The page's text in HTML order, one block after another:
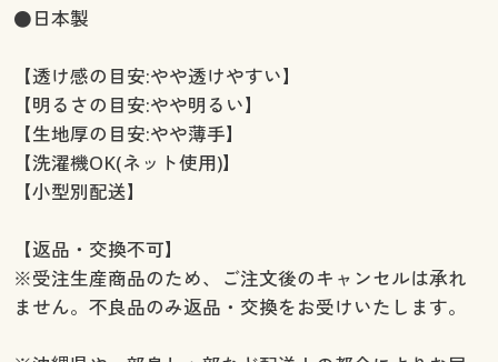
幅150×丈118(2枚組) ○ 在庫わずか
幅150×丈148(2枚組) ○ 在庫わずか
幅150×丈168(2枚組) ○ 在庫わずか
幅150×丈176(2枚組) ◎ 在庫あり
幅150×丈183(2枚組) ◎ 在庫あり
幅150×丈188(2枚組) ○ 在庫わずか
幅150×丈198(2枚組) ◎ 在庫あり
幅150×丈203(2枚組) ○ 在庫わずか
幅150×丈208(2枚組) ◎ 在庫あり
●日本製
【透け感の目安:やや透けやすい】
【明るさの目安:やや明るい】
【生地厚の目安:やや薄手】
【洗濯機OK(ネット使用)】
【小型別配送】
【返品・交換不可】
※受注生産商品のため、ご注文後のキャンセルは承れ
ません。不良品のみ返品・交換をお受けいたします。